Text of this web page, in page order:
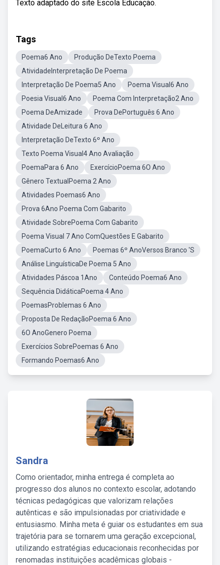
Texto adaptado do site Escola Educação.
Tags
Poema6 Ano
Produção DeTexto Poema
AtividadeInterpretação De Poema
Interpretação De Poema5 Ano
Poema Visual6 Ano
Poesia Visual6 Ano
Poema Com Interpretação2 Ano
Poema DeAmizade
Prova DePortuguês 6 Ano
Atividade DeLeitura 6 Ano
Interpretação DeTexto 6º Ano
Texto Poema Visual4 Ano Avaliação
PoemaPara 6 Ano
ExercícioPoema 6O Ano
Gênero TextualPoema 2 Ano
Atividades Poemas6 Ano
Prova 6Ano Poema Com Gabarito
Atividade SobrePoema Com Gabarito
Poema Visual 7 Ano ComQuestões E Gabarito
PoemaCurto 6 Ano
Poemas 6º AnoVersos Branco 'S
Análise LinguísticaDe Poema 5 Ano
Atividades Páscoa 1Ano
Conteúdo Poema6 Ano
Sequência DidáticaPoema 4 Ano
PoemasProblemas 6 Ano
Proposta De RedaçãoPoema 6 Ano
6O AnoGenero Poema
Exercícios SobrePoemas 6 Ano
Formando Poemas6 Ano
Sandra
Como orientador, minha entrega é completa ao
progresso dos alunos no contexto escolar, adotando
técnicas pedagógicas que valorizam relações
autênticas e são impulsionadas por criatividade e
entusiasmo. Minha meta é guiar os estudantes em sua
trajetória para se tornarem uma geração excepcional,
utilizando estratégias educacionais reconhecidas por
renomadas instituições acadêmicas globais -